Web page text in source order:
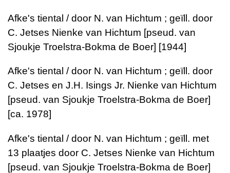
Afke's tiental / door N. van Hichtum ; geïll. door
C. Jetses Nienke van Hichtum [pseud. van
Sjoukje Troelstra-Bokma de Boer] [1944]
Afke's tiental / door N. van Hichtum ; geïll. door
C. Jetses en J.H. Isings Jr. Nienke van Hichtum
[pseud. van Sjoukje Troelstra-Bokma de Boer]
[ca. 1978]
Afke's tiental / door N. van Hichtum ; geïll. met
13 plaatjes door C. Jetses Nienke van Hichtum
[pseud. van Sjoukje Troelstra-Bokma de Boer]